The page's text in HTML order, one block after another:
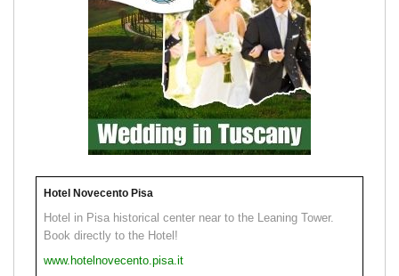
Hotel Novecento Pisa
Hotel in Pisa historical center near to the Leaning Tower.
Book directly to the Hotel!
www.hotelnovecento.pisa.it